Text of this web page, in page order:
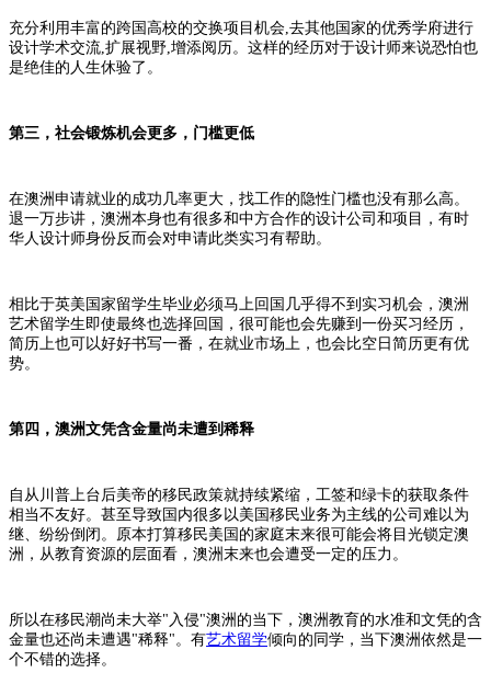
充分利用丰富的跨国高校的交换项目机会,去其他国家的优秀学府进行
设计学术交流,扩展视野,增添阅历。这样的经历对于设计师来说恐怕也
是绝佳的人生休验了。
第三，社会锻炼机会更多，门槛更低
在澳洲申请就业的成功几率更大，找工作的隐性门槛也没有那么高。
退一万步讲，澳洲本身也有很多和中方合作的设计公司和项目，有时
华人设计师身份反而会对申请此类实习有帮助。
相比于英美国家留学生毕业必须马上回国几乎得不到实习机会，澳洲
艺术留学生即使最终也选择回国，很可能也会先赚到一份买习经历，
简历上也可以好好书写一番，在就业市场上，也会比空日简历更有优
势。
第四，澳洲文凭含金量尚未遭到稀释
自从川普上台后美帝的移民政策就持续紧缩，工签和绿卡的获取条件
相当不友好。甚至导致国内很多以美国移民业务为主线的公司难以为
继、纷纷倒闭。原本打算移民美国的家庭末来很可能会将目光锁定澳
洲，从教育资源的层面看，澳洲末来也会遭受一定的压力。
所以在移民潮尚未大举"入侵"澳洲的当下，澳洲教育的水准和文凭的含
金量也还尚未遭遇"稀释"。有艺术留学倾向的同学，当下澳洲依然是一
个不错的选择。